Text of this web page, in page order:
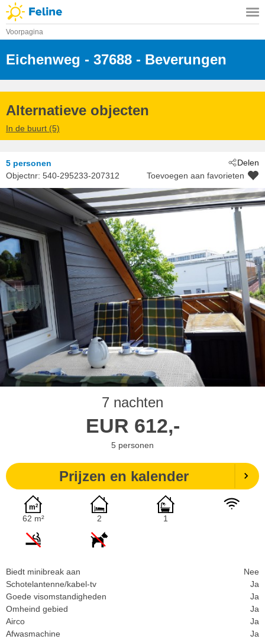
Voorpagina
Eichenweg - 37688 - Beverungen
Alternatieve objecten
In de buurt (5)
Delen
5 personen
Objectnr: 540-295233-207312 Toevoegen aan favorieten
7 nachten
EUR 612,-
5 personen
Prijzen en kalender
62 m² 2 1
Biedt minibreak aan
Nee
Schotelantenne/kabel-tv
Ja
Goede visomstandigheden
Ja
Omheind gebied
Ja
Airco
Ja
Afwasmachine
Ja